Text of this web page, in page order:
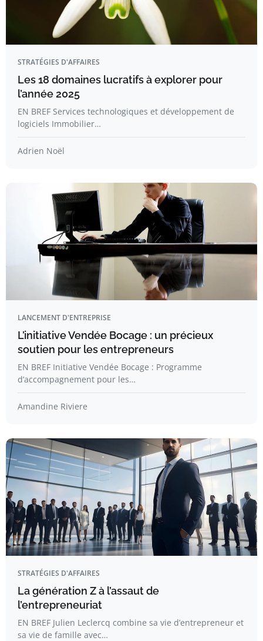
STRATÉGIES D'AFFAIRES
Les 18 domaines lucratifs à explorer pour
l’année 2025
EN BREF Services technologiques et développement de
logiciels Immobilier…
Adrien Noël
LANCEMENT D'ENTREPRISE
L’initiative Vendée Bocage : un précieux
soutien pour les entrepreneurs
EN BREF Initiative Vendée Bocage : Programme
d’accompagnement pour les…
Amandine Riviere
STRATÉGIES D'AFFAIRES
La génération Z à l’assaut de
l’entrepreneuriat
EN BREF Julien Leclercq combine sa vie d’entrepreneur et
sa vie de famille avec…